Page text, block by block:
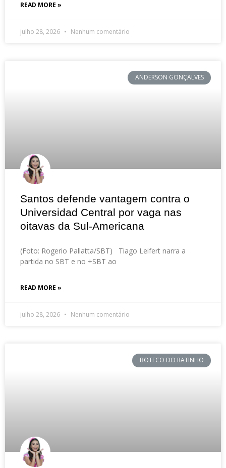
READ MORE »
julho 28, 2026 Nenhum comentário
ANDERSON GONÇALVES
Santos defende vantagem contra o
Universidad Central por vaga nas
oitavas da Sul-Americana
(Foto: Rogerio Pallatta/SBT) Tiago Leifert narra a
partida no SBT e no +SBT ao
READ MORE »
julho 28, 2026 Nenhum comentário
BOTECO DO RATINHO